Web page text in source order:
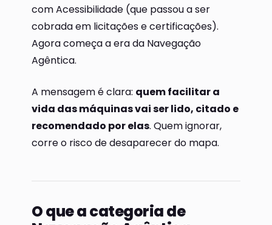
com Acessibilidade (que passou a ser
cobrada em licitações e certificações).
Agora começa a era da Navegação
Agêntica.
A mensagem é clara: quem facilitar a
vida das máquinas vai ser lido, citado e
recomendado por elas. Quem ignorar,
corre o risco de desaparecer do mapa.
O que a categoria de